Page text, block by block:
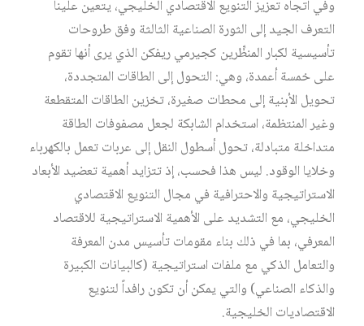
وفي اتجاه تعزيز التنويع الاقتصادي الخليجي، يتعين علينا
التعرف الجيد إلى الثورة الصناعية الثالثة وفق طروحات
تأسيسية لكبار المنظِّرين كجيرمي ريفكن الذي يرى أنها تقوم
على خمسة أعمدة، وهي: التحول إلى الطاقات المتجددة،
تحويل الأبنية إلى محطات صغيرة، تخزين الطاقات المتقطعة
وغير المنتظمة، استخدام الشابكة لجعل مصفوفات الطاقة
متداخلة متبادلة، تحول أسطول النقل إلى عربات تعمل بالكهرباء
وخلايا الوقود. ليس هذا فحسب، إذ تتزايد أهمية تعضيد الأبعاد
الاستراتيجية والاحترافية في مجال التنويع الاقتصادي
الخليجي، مع التشديد على الأهمية الاستراتيجية للاقتصاد
المعرفي، بما في ذلك بناء مقومات تأسيس مدن المعرفة
والتعامل الذكي مع ملفات استراتيجية (كالبيانات الكبيرة
والذكاء الصناعي) والتي يمكن أن تكون رافداً لتنويع
الاقتصاديات الخليجية.